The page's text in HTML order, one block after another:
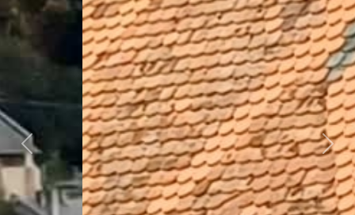
Předchozí Další